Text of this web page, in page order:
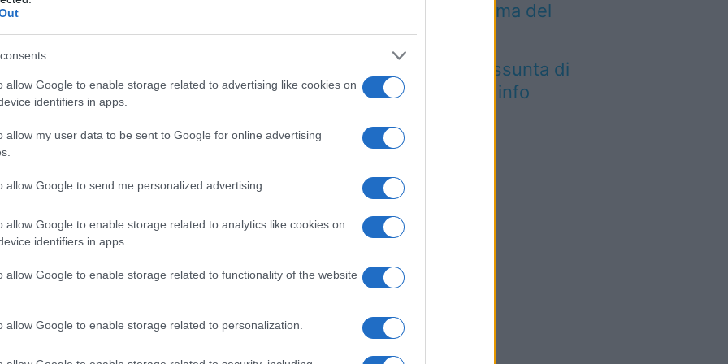
allow Google to enable storage related to advertising like cookies on
identifiers in apps.
allow my user data to be sent to Google for online advertising
allow Google to send me personalized advertising.
allow Google to enable storage related to analytics like cookies on
identifiers in apps.
allow Google to enable storage related to functionality of the website
allow Google to enable storage related to personalization.
Colombo nel nuovo continente queste
15.000 anni
; probabilmente i primi nativi
di Bering durante l’ultima glaciazione, e si
nella sua interezza, vivendo di caccia,
profondamente queste tribù alla terra, tanto
ancestraledel proprio popolo.
significa immergersi in un complesso
e cerimonie, nonché nella quotidianità
cambia l’attesa prima del
volo
Antica Fiera dell’Assunta di
Viconovo: tutte le info